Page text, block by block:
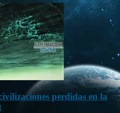
perdidas en la